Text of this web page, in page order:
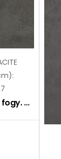
Ajánlott bruttó fogy. ár: